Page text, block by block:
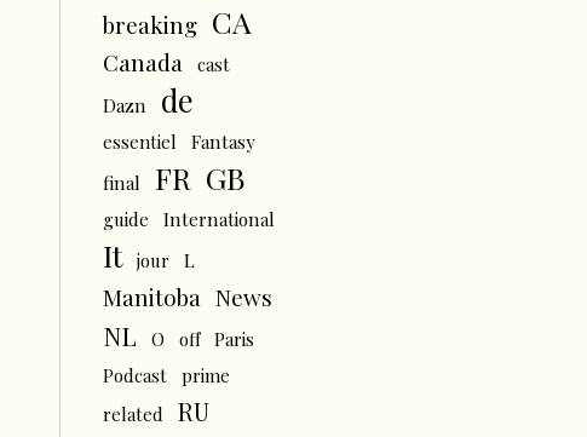
breaking CA
Canada
cast
Dazn
de
essentiel
Fantasy
final
FR GB
guide International
It jour L
Manitoba News
NL O off
Paris
Podcast
prime
related
RU